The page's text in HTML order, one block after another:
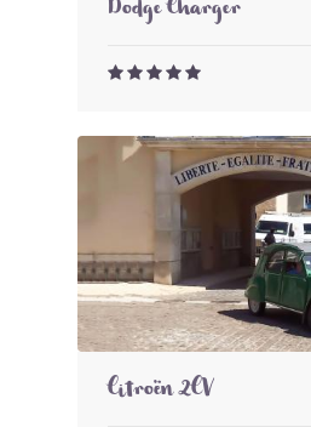
Dodge Charger
Citroën 2CV